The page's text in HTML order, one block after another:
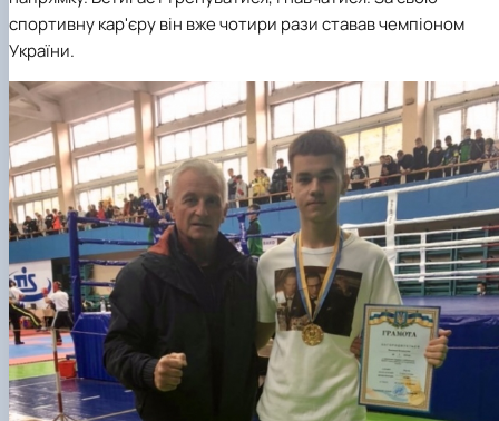
спортивну кар'єру він вже чотири рази ставав чемпіоном
України.